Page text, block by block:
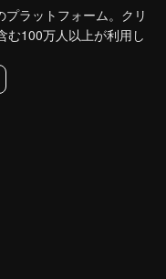
ラットフォーム。クリ
む100万人以上が利用し